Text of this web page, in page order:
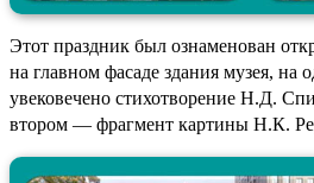
Этот праздник был ознаменован
на главном фасаде здания музея, на
увековечено стихотворение Н.Д.
втором — фрагмент картины Н.К.